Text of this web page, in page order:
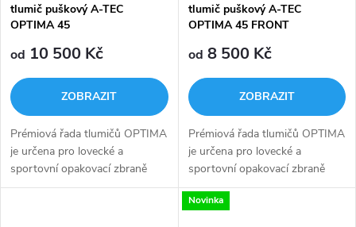
tlumič puškový A-TEC
OPTIMA 45
od 10 500 Kč
ZOBRAZIT
Prémiová řada tlumičů OPTIMA
je určena pro lovecké a
sportovní opakovací zbraně
(pro samonabíjecí lovecké volte
tlumič puškový A-TEC
OPTIMA 45 FRONT
od 8 500 Kč
ZOBRAZIT
Prémiová řada tlumičů OPTIMA
je určena pro lovecké a
sportovní opakovací zbraně
(pro samonabíjecí lovecké volte
typ Optima Flow). Zásadní
Novinka